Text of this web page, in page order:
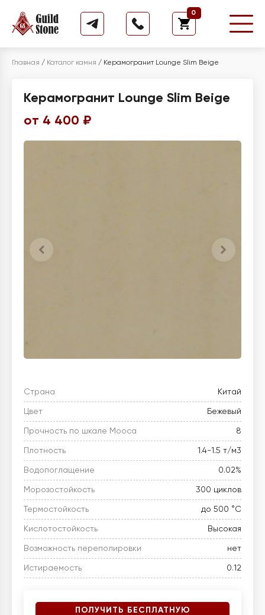
0
Главная / Каталог камня / Керамогранит Lounge Slim Beige
Керамогранит Lounge Slim Beige
от 4 400 ₽
Страна Китай
Цвет Бежевый
Прочность по шкале Мооса 8
Плотность 1.4-1.5 т/м3
Водопоглащение 0.02%
Морозостойкость 300 циклов
Термостойкость до 500 °C
Кислотостойкость Высокая
Возможность переполировки нет
Истираемость 0.12
ПОЛУЧИТЬ БЕСПЛАТНУЮ